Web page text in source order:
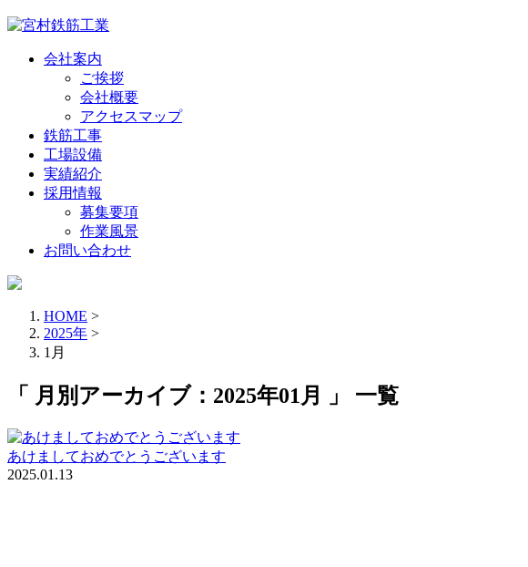
会社案内
ご挨拶
会社概要
アクセスマップ
鉄筋工事
工場設備
実績紹介
採用情報
募集要項
作業風景
お問い合わせ
HOME >
2025年 >
1月
「 月別アーカイブ：2025年01月 」 一覧
あけましておめでとうございます
2025.01.13